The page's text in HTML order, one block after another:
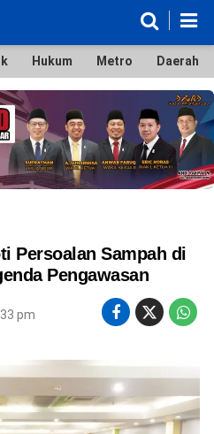
Hukum Metro Daerah
Persoalan Sampah di
Pengawasan
pm